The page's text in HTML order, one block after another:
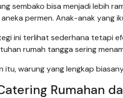
sembako bisa menjadi lebih
permen. Anak-anak yang
ini terlihat sederhana tetapi
rumah tangga sering
itu, warung yang lengkap
Rumahan